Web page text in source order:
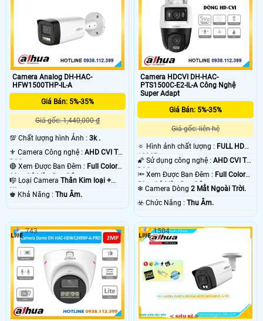
Camera Analog DH-HAC-
HFW1500THP-IL-A
Giá Bán: 5%-35%
Giá gốc: 1,440,000 ₫
💯 Chất lượng hình Ảnh : 3k .
⚜️ Camera Công nghệ : AHD CVI TVI
BCS.
🔴 Xem Được Ban Đêm : Full Color
80m Có Màu Ban Ðêm.
🎼️ Loại Camera Thân Kim loại +
Nhựa.
️♚ Khả Năng : Thu Âm.
Camera HDCVI DH-HAC-
PTS1500C-E2-IL-A Công Nghệ
Super Adapt
Giá Bán: 5%-35%
Giá gốc: liên hệ
🔅 Hình ảnh chất lượng : FULL HD
1080P .
🌠 Sử dụng công nghệ :AHD CVI TVI
BCS.
🔦 Xem Được Ban Đêm : Full Color
50m Có Màu Ban Ðêm.
❄ Camera Dòng2 Mắt Ngoài Trời.
️☣️ Chức Năng :Thu Âm.
743 1504